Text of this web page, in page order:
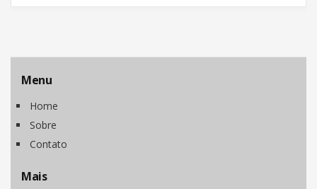
Menu
Home
Sobre
Contato
Mais